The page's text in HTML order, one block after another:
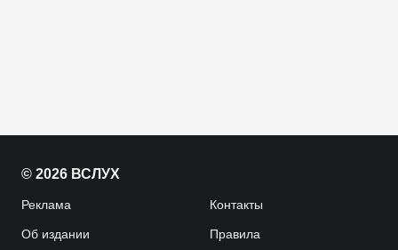
© 2026 ВСЛУХ
Реклама Контакты
Об издании Правила